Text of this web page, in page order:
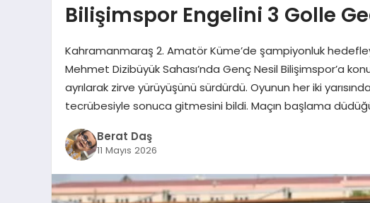
Bilişimspor Engelini 3 Golle
Kahramanmaraş 2. Amatör Küme’de şampiyonluk
Mehmet Dizibüyük Sahası’nda Genç Nesil Bilişimspor’a
ayrılarak zirve yürüyüşünü sürdürdü. Oyunun her iki
tecrübesiyle sonuca gitmesini bildi. Maçın başlama
Berat Daş
11 Mayıs 2026